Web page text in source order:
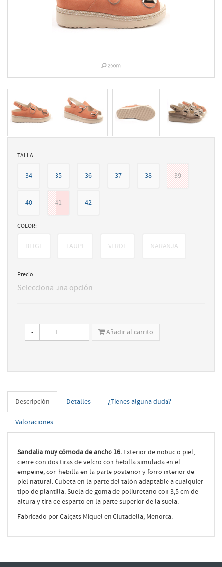
TALLA:
34 35 36 37 38 39
40 41 42
COLOR:
BEIGE TAUPE VERDE NARANJA
Precio:
Selecciona una opción
- + Añadir al carrito
Descripción Detalles ¿Tienes alguna duda?
Valoraciones
Sandalia muy cómoda de ancho 16. Exterior de nobuc o piel,
cierre con dos tiras de velcro con hebilla simulada en el
empeine, con hebilla en la parte posterior y forro interior de
piel natural. Cubeta en la parte del talón adaptable a cualquier
tipo de plantilla. Suela de goma de poliuretano con 3,5 cm de
altura y tira de esparto en la parte superior de la suela.
Fabricado por Calçats Miquel en Ciutadella, Menorca.